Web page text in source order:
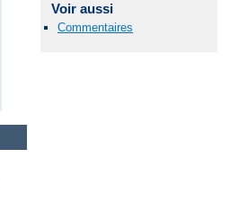
Voir aussi
Commentaires